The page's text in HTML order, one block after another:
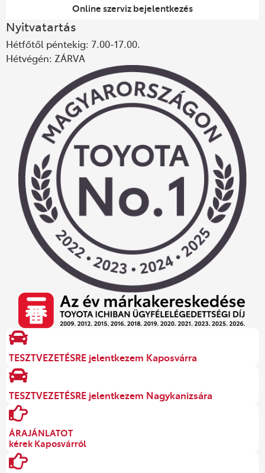
Online szerviz bejelentkezés
Nyitvatartás
Hétfőtől péntekig: 7.00-17.00.
Hétvégén: ZÁRVA
TESZTVEZETÉSRE jelentkezem Kaposvárra
TESZTVEZETÉSRE jelentkezem Nagykanizsára
ÁRAJÁNLATOT
kérek Kaposvárról